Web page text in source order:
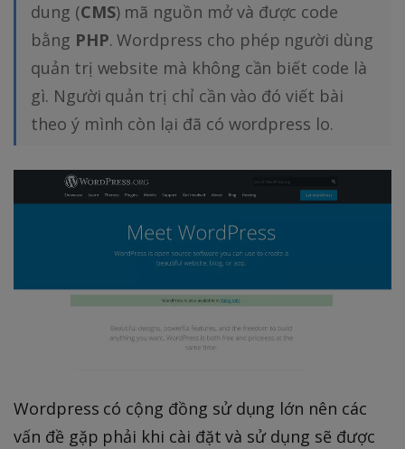
dung (CMS) mã nguồn mở và được code
bằng PHP. Wordpress cho phép người dùng
quản trị website mà không cần biết code là
gì. Người quản trị chỉ cần vào đó viết bài
theo ý mình còn lại đã có wordpress lo.
Wordpress có cộng đồng sử dụng lớn nên các
vấn đề gặp phải khi cài đặt và sử dụng sẽ được